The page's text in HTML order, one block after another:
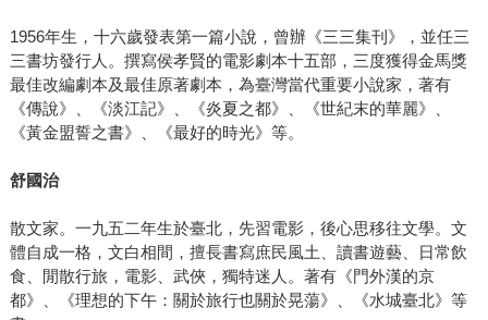
1956年生，十六歲發表第一篇小說，曾辦《三三集刊》，並任三
三書坊發行人。撰寫侯孝賢的電影劇本十五部，三度獲得金馬獎
最佳改編劇本及最佳原著劇本，為臺灣當代重要小說家，著有
《傳說》、《淡江記》、《炎夏之都》、《世紀末的華麗》、
《黃金盟誓之書》、《最好的時光》等。
舒國治
散文家。一九五二年生於臺北，先習電影，後心思移往文學。文
體自成一格，文白相間，擅長書寫庶民風土、讀書遊藝、日常飲
食、閒散行旅，電影、武俠，獨特迷人。著有《門外漢的京
都》、《理想的下午：關於旅行也關於晃蕩》、《水城臺北》等